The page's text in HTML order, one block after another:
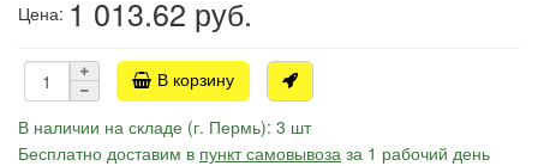
Цена: 1 013.62 руб.
В корзину
В наличии на складе (г. Пермь): 3 шт
Бесплатно доставим в пункт самовывоза за 1 рабочий день